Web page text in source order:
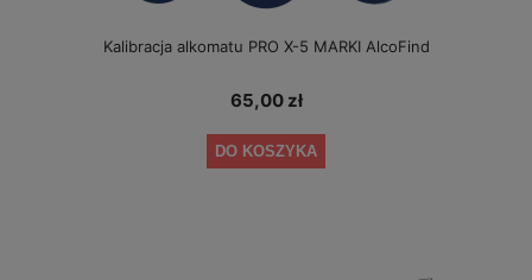
Kalibracja alkomatu PRO X-5 MARKI AlcoFind
65,00 zł
DO KOSZYKA